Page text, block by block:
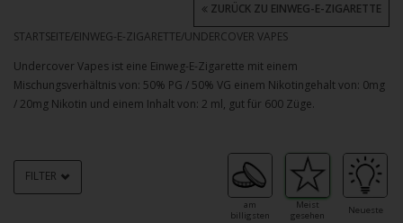
STARTSEITE/EINWEG-E-ZIGARETTE/UNDERCOVER VAPES
ZURÜCK ZU EINWEG-E-ZIGARETTE
Undercover Vapes ist eine Einweg-E-Zigarette mit einem
Mischungsverhältnis von: 50% PG / 50% VG einem Nikotingehalt von: 0mg
/ 20mg Nikotin und einem Inhalt von: 2 ml, gut für 600 Züge.
am
billigsten
Meist
gesehen
Neueste
FILTER